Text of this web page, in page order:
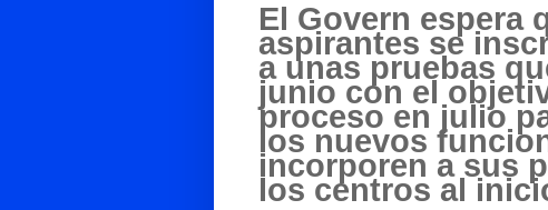
El Govern espera
aspirantes se
a unas pruebas
junio con el
proceso en julio
los nuevos
incorporen a sus
los centros al